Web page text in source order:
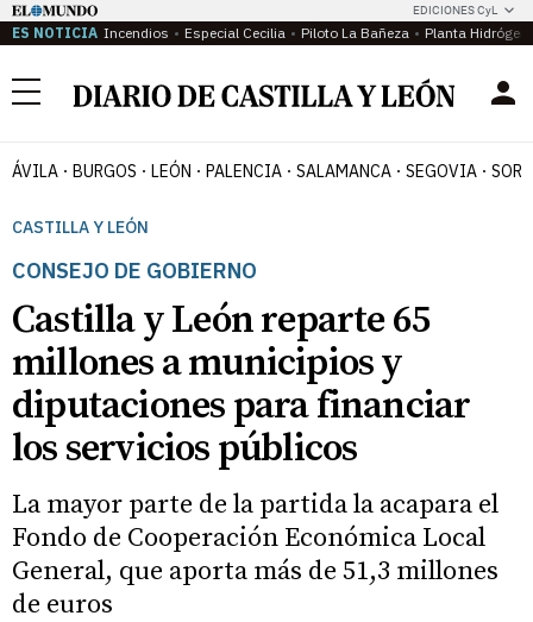
EDICIONES CyL
ES NOTICIA Incendios Especial Cecilia Piloto La Bañeza Planta
Menú
ÁVILA BURGOS LEÓN PALENCIA SALAMANCA SEGOVIA
CASTILLA Y LEÓN
CONSEJO DE GOBIERNO
Castilla y León reparte 65
millones a municipios y
diputaciones para financiar
los servicios públicos
La mayor parte de la partida la acapara el
Fondo de Cooperación Económica Local
General, que aporta más de 51,3 millones
de euros